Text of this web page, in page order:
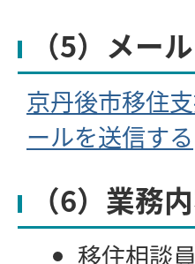
（5）メール
京丹後市移住
ールを送信する
（6）業務
移住相談